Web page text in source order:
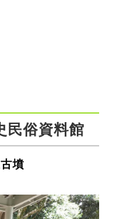
民俗資料館
墳